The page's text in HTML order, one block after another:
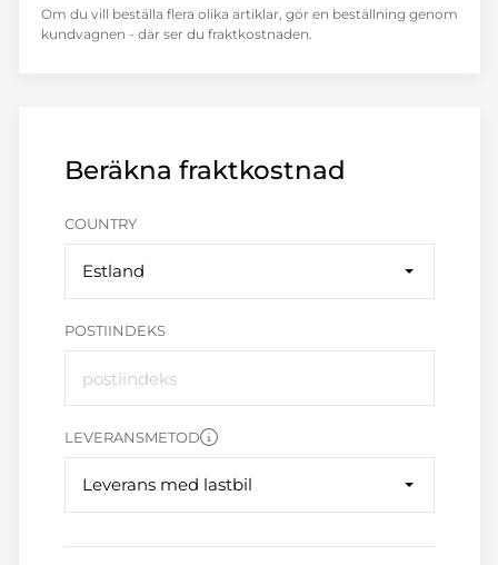
Beräkna fraktkostnad
COUNTRY
Estland
POSTIINDEKS
LEVERANSMETOD
Leverans med lastbil
Om du vill beställa flera olika artiklar, gör en beställning genom
kundvagnen - där ser du fraktkostnaden.